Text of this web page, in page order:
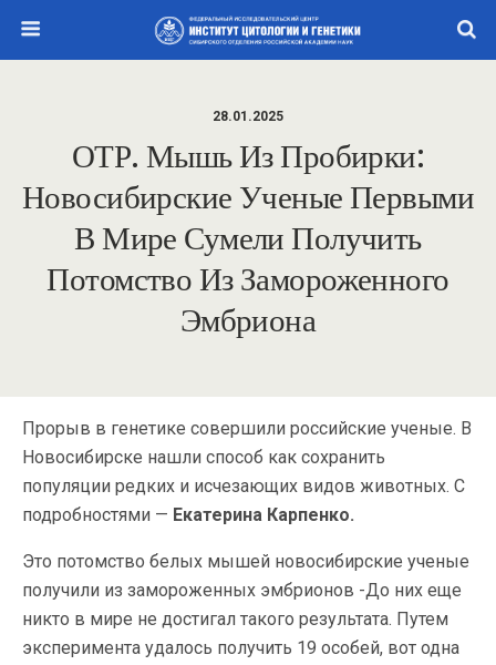
28.01.2025
ОТР. Мышь Из Пробирки:
Новосибирские Ученые Первыми
В Мире Сумели Получить
Потомство Из Замороженного
Эмбриона
Прорыв в генетике совершили российские ученые. В
Новосибирске нашли способ как сохранить
популяции редких и исчезающих видов животных. С
подробностями — Екатерина Карпенко.
Это потомство белых мышей новосибирские ученые
получили из замороженных эмбрионов -До них еще
никто в мире не достигал такого результата. Путем
эксперимента удалось получить 19 особей, вот одна